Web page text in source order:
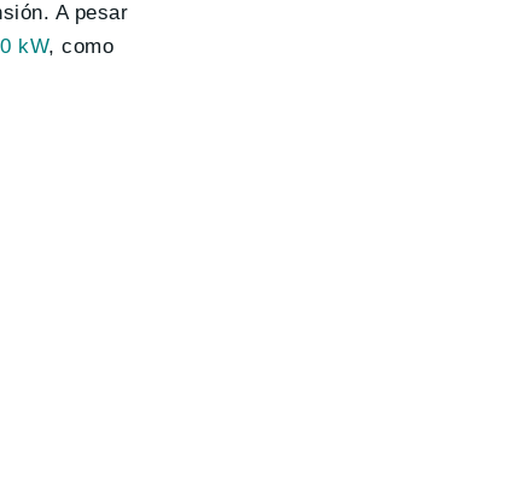
A pesar
kW, como